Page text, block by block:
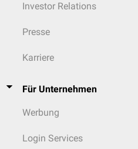
Investor Relations
Presse
Karriere
Für Unternehmen
Werbung
Login Services